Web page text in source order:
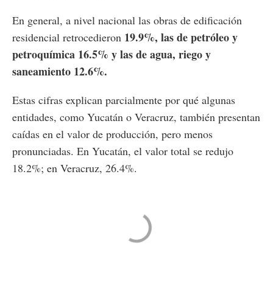
En general, a nivel nacional las obras de edificación
residencial retrocedieron 19.9%, las de petróleo y
petroquímica 16.5% y las de agua, riego y
saneamiento 12.6%.
Estas cifras explican parcialmente por qué algunas
entidades, como Yucatán o Veracruz, también presentan
caídas en el valor de producción, pero menos
pronunciadas. En Yucatán, el valor total se redujo
18.2%; en Veracruz, 26.4%.